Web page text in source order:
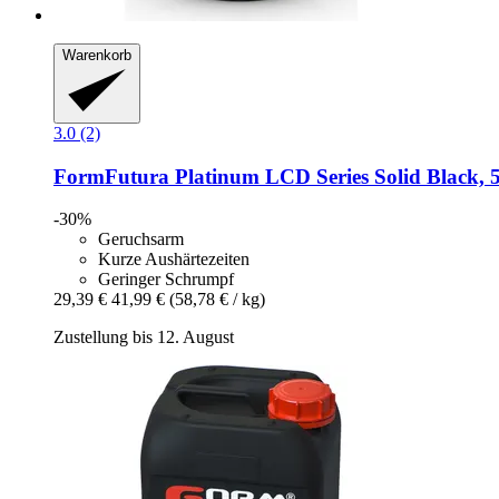
Warenkorb
3.0 (2)
FormFutura Platinum LCD Series Solid Black,
-30%
Geruchsarm
Kurze Aushärtezeiten
Geringer Schrumpf
29,39 € 41,99 € (58,78 € / kg)
Zustellung bis 12. August